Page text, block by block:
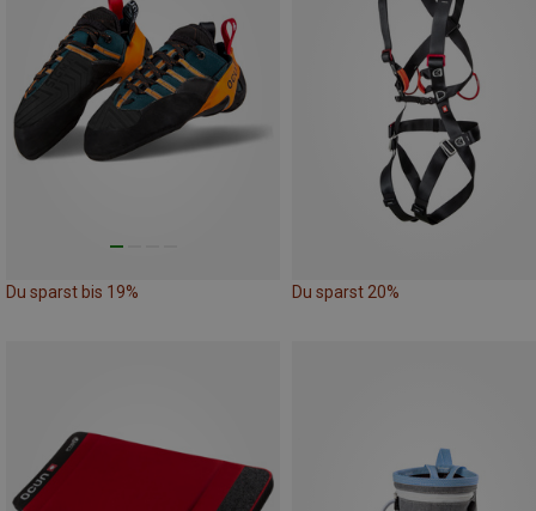
Du sparst bis 19% Du sparst 20%